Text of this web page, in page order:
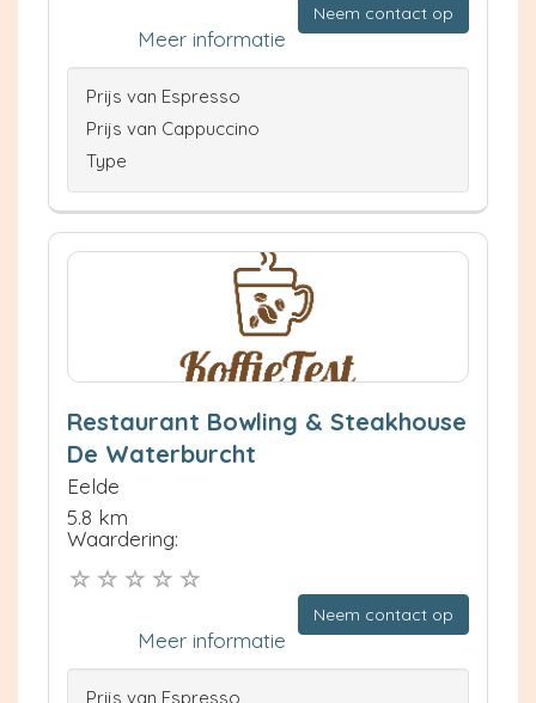
Neem contact op
Meer informatie
Prijs van Espresso
Prijs van Cappuccino
Type
Restaurant Bowling & Steakhouse
De Waterburcht
Eelde
5.8 km
Waardering:
Neem contact op
Meer informatie
Prijs van Espresso